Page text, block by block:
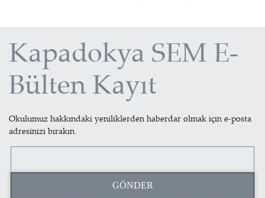
Kapadokya SEM E-
Bülten Kayıt
Okulumuz hakkındaki yeniliklerden haberdar olmak için e-posta
adresinizi bırakın.